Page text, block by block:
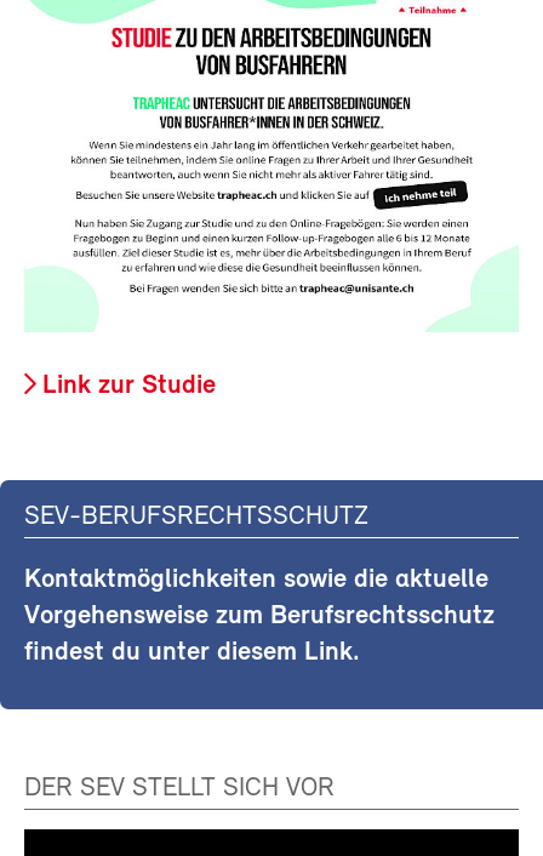
Link zur Studie
SEV-BERUFSRECHTSSCHUTZ
Kontaktmöglichkeiten sowie die aktuelle
Vorgehensweise zum Berufsrechtsschutz
findest du unter diesem Link.
DER SEV STELLT SICH VOR